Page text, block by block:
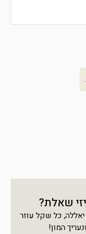
שאלת?
כל שקל עוזר
המון!